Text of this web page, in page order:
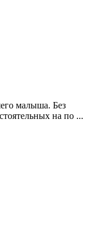
малыша. Без
на по ...